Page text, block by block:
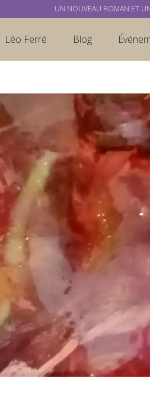
Léo Ferré Blog
UN NOUVEAU ROMAN ET